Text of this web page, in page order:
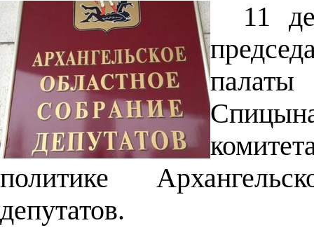
11
палаты
политике
депутатов.